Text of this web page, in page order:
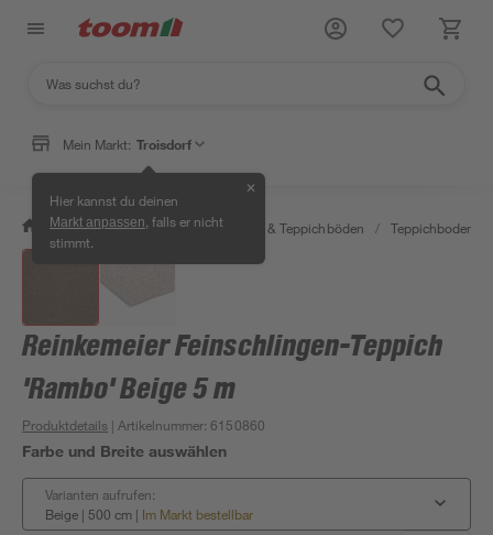
Mein Markt: Troisdorf
Hier kannst du deinen
Markt anpassen , falls er nicht
stimmt.
✕
/ Wohnen & Haushalt / Teppiche & Teppichböden / Teppichboden
Reinkemeier Feinschlingen-Teppich
'Rambo' Beige 5 m
Produktdetails | Artikelnummer:6150860
Farbe und Breite auswählen
Varianten aufrufen:
Beige | 500 cm | Im Markt bestellbar